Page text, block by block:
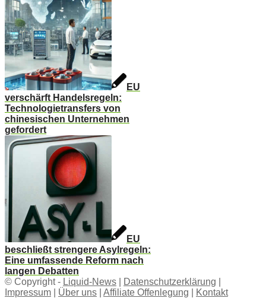
EU
verschärft Handelsregeln:
Technologietransfers von
chinesischen Unternehmen
gefordert
EU
beschließt strengere Asylregeln:
Eine umfassende Reform nach
langen Debatten
© Copyright - Liquid-News Datenschutzerklärung
Impressum
Über uns Affiliate Offenlegung Kontakt